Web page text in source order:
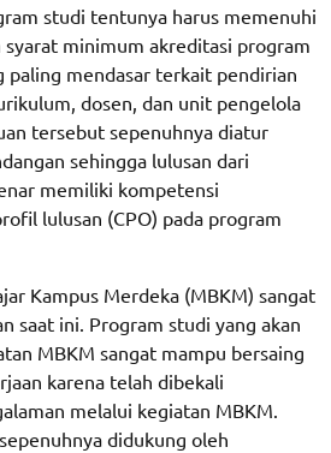
studi tentunya harus memenuhi
minimum akreditasi program
paling mendasar terkait pendirian
dosen, dan unit pengelola
tersebut sepenuhnya diatur
sehingga lulusan dari
memiliki kompetensi
lulusan (CPO) pada program
Kampus Merdeka (MBKM) sangat
saat ini. Program studi yang akan
MBKM sangat mampu bersaing
karena telah dibekali
melalui kegiatan MBKM.
didukung oleh